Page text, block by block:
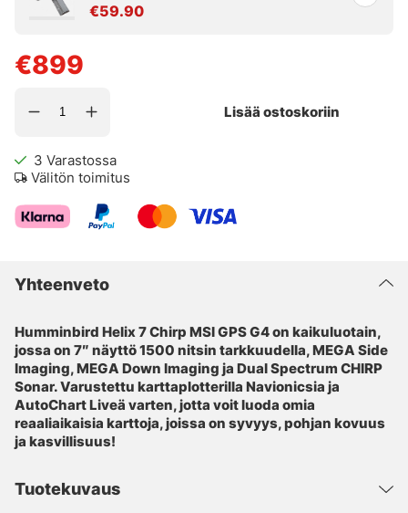
€59.90
€899
Lisää ostoskoriin
3 Varastossa
Välitön toimitus
Yhteenveto
Humminbird Helix 7 Chirp MSI GPS G4 on kaikuluotain,
jossa on 7″ näyttö 1500 nitsin tarkkuudella, MEGA Side
Imaging, MEGA Down Imaging ja Dual Spectrum CHIRP
Sonar. Varustettu karttaplotterilla Navionicsia ja
AutoChart Liveä varten, jotta voit luoda omia
reaaliaikaisia karttoja, joissa on syvyys, pohjan kovuus
ja kasvillisuus!
Tuotekuvaus